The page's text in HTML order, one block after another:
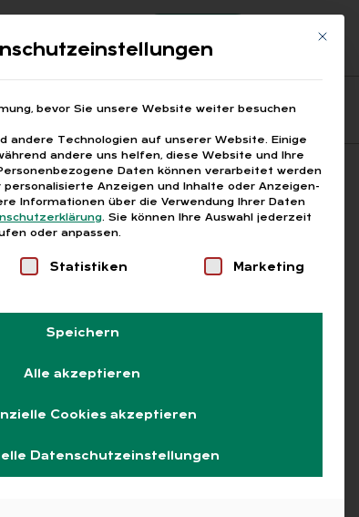
Suchen
Registrierung
den ARGEn Printausgaben
Mit
bevor Sie unsere Website weiter besuchen
andere Technologien auf unserer Website. Einige
andere uns helfen, diese Website und Ihre
Daten können verarbeitet werden
personalisierte Anzeigen und Inhalte oder Anzeigen-
Informationen über die Verwendung Ihrer Daten
. Sie können Ihre Auswahl jederzeit
oder anpassen.
Service-Gruppen, für die eine
Statistiken
Marketing
Speichern
Alle akzeptieren
Cookies akzeptieren
Datenschutzeinstellungen